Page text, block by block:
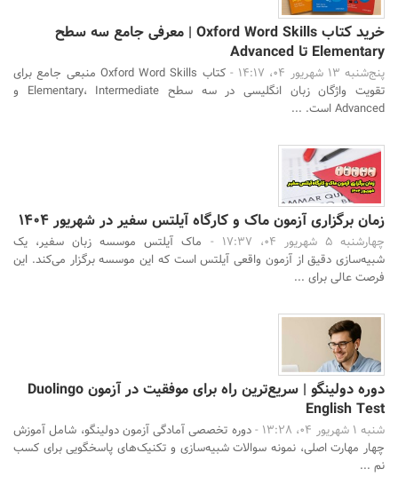
خرید کتاب Oxford Word Skills | معرفی جامع سه سطح
Elementary تا Advanced
پنج‌شنبه 13 شهریور 04، 14:17 -
کتاب Oxford Word Skills منبعی جامع برای
تقویت واژگان زبان انگلیسی در سه سطح Elementary، Intermediate و
Advanced است. ...
زمان برگزاری آزمون ماک و کارگاه آیلتس سفیر در شهریور 1404
چهارشنبه 5 شهریور 04، 17:37 -
ماک آیلتس موسسه زبان سفیر، یک
شبیه‌سازی دقیق از آزمون واقعی آیلتس است که این موسسه برگزار می‌کند. این
فرصت عالی برای ...
دوره دولینگو | سریع‌ترین راه برای موفقیت در آزمون Duolingo
English Test
شنبه 1 شهریور 04، 13:28 -
دوره تخصصی آمادگی آزمون دولینگو، شامل آموزش
چهار مهارت اصلی، نمونه سوالات شبیه‌سازی و تکنیک‌های پاسخگویی برای کسب
نم ...